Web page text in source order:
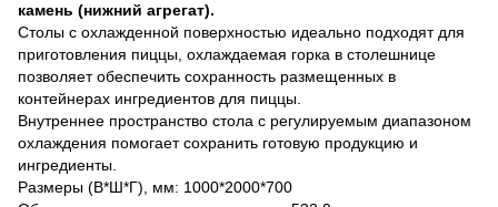
камень (нижний агрегат).
Столы с охлажденной поверхностью идеально подходят для
приготовления пиццы, охлаждаемая горка в столешнице
позволяет обеспечить сохранность размещенных в
контейнерах ингредиентов для пиццы.
Внутреннее пространство стола с регулируемым диапазоном
охлаждения помогает сохранить готовую продукцию и
ингредиенты.
Размеры (В*Ш*Г), мм: 1000*2000*700